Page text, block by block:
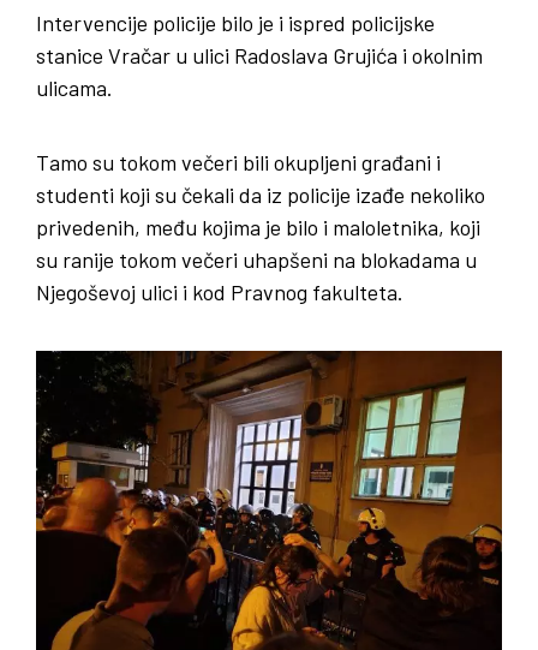
Intervencije policije bilo je i ispred policijske
stanice Vračar u ulici Radoslava Grujića i okolnim
ulicama.
Tamo su tokom večeri bili okupljeni građani i
studenti koji su čekali da iz policije izađe nekoliko
privedenih, među kojima je bilo i maloletnika, koji
su ranije tokom večeri uhapšeni na blokadama u
Njegoševoj ulici i kod Pravnog fakulteta.